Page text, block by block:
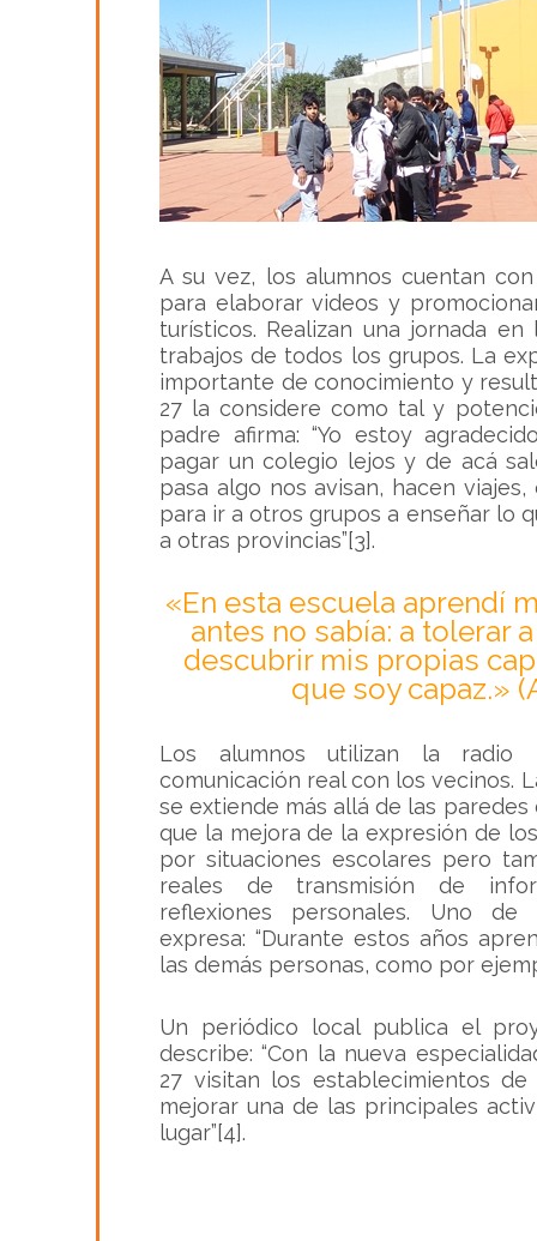
A su vez, los alumnos cuentan
para elaborar videos y
turísticos. Realizan una jornada
trabajos de todos los grupos. La
importante de conocimiento y
27 la considere como tal y
padre afirma: “Yo estoy
pagar un colegio lejos y de acá
pasa algo nos avisan, hacen
para ir a otros grupos a enseñar lo
a otras provincias”[3].
«En esta escuela aprendí
antes no sabía: a tolerar
descubrir mis propias
que soy capaz.»
Los alumnos utilizan la radio
comunicación real con los vecinos.
se extiende más allá de las
que la mejora de la expresión de
por situaciones escolares pero
reales de transmisión de
reflexiones personales. Uno de
expresa: “Durante estos años
las demás personas, como por
Un periódico local publica el
describe: “Con la nueva
27 visitan los establecimientos
mejorar una de las principales
lugar”[4].